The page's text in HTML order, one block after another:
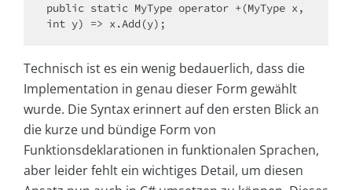
public static MyType operator +(MyType x,
int y) => x.Add(y);
Technisch ist es ein wenig bedauerlich, dass die
Implementation in genau dieser Form gewählt
wurde. Die Syntax erinnert auf den ersten Blick an
die kurze und bündige Form von
Funktionsdeklarationen in funktionalen Sprachen,
aber leider fehlt ein wichtiges Detail, um diesen